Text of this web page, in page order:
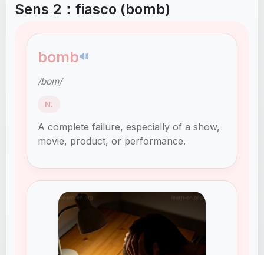
Sens 2：fiasco (bomb)
bomb🔊
/bɒm/
N.
A complete failure, especially of a show,
movie, product, or performance.